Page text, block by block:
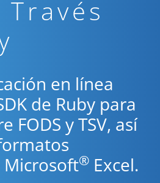
en línea
de Ruby para
FODS y TSV, así
® Excel.